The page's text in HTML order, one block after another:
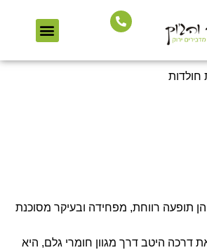
תופעה רווחת, מפחידה ובעיקר מסוכנת
דרכה היטב דרך מגוון חומרי גלם, היא